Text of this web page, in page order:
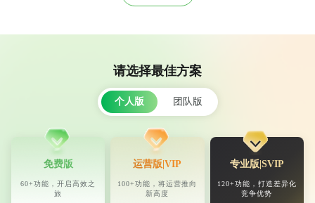
请选择最佳方案
个人版 团队版
免费版
60+功能，开启高效之
旅
运营版|VIP
100+功能，将运营推向
新高度
专业版|SVIP
120+功能，打造差异化
竞争优势